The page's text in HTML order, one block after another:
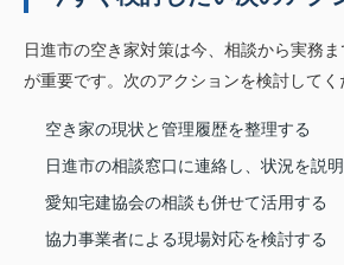
日進市の空き家対策は今、相談から実務
が重要です。次のアクションを検討してく
空き家の現状と管理履歴を整理する
日進市の相談窓口に連絡し、状況を説
愛知宅建協会の相談も併せて活用する
協力事業者による現場対応を検討する